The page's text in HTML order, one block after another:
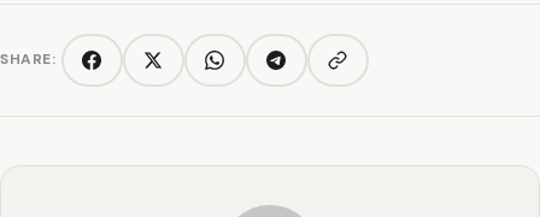
SHARE: FacebookTwitter/XWhatsAppTelegramCopy link